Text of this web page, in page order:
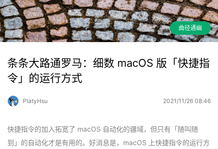
曲径通幽
条条大路通罗马：细数 macOS 版「快捷指
令」的运行方式
PlatyHsu 2021/11/26 08:46
快捷指令的加入拓宽了 macOS 自动化的疆域，但只有「随叫随
到」的自动化才是有用的。好消息是，macOS 上快捷指令的运行方